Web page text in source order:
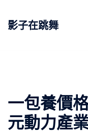
影子在跳舞
一包養價
元動力產